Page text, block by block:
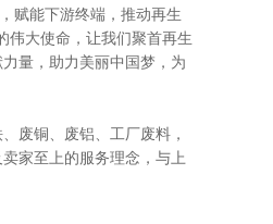
赋能下游终端，推动再生
伟大使命，让我们聚首再生
量，助力美丽中国梦，为
废铜、废铝、工厂废料，
家至上的服务理念，与上